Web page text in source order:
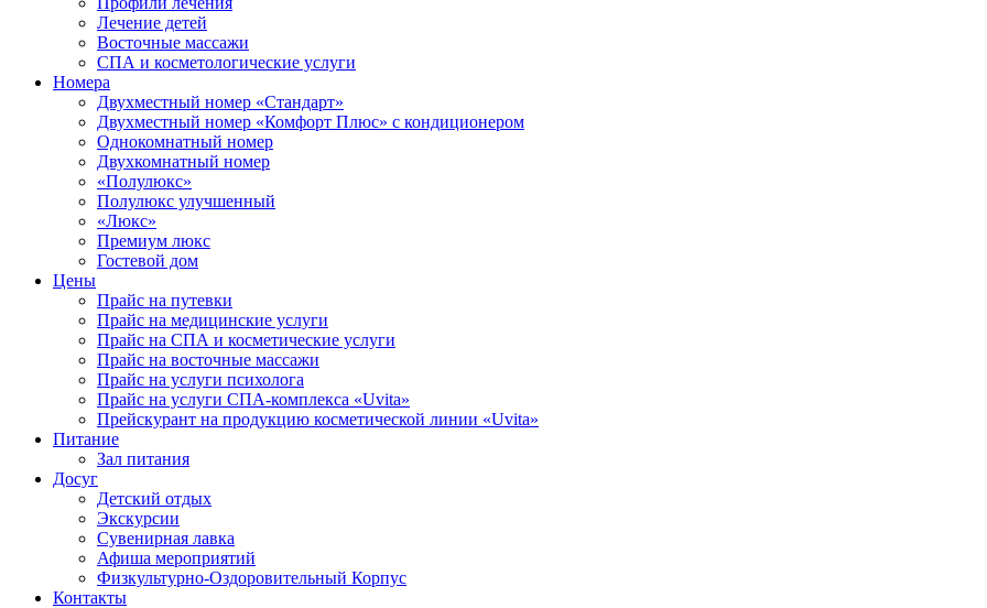
Лечение детей
Восточные массажи
СПА и косметологические услуги
Номера
Двухместный номер «Стандарт»
Двухместный номер «Комфорт Плюс» с кондиционером
Однокомнатный номер
Двухкомнатный номер
«Полулюкс»
Полулюкс улучшенный
«Люкс»
Премиум люкс
Гостевой дом
Цены
Прайс на путевки
Прайс на медицинские услуги
Прайс на СПА и косметические услуги
Прайс на восточные массажи
Прайс на услуги психолога
Прайс на услуги СПА-комплекса «Uvita»
Прейскурант на продукцию косметической линии «Uvita»
Питание
Зал питания
Досуг
Детский отдых
Экскурсии
Сувенирная лавка
Афиша мероприятий
Физкультурно-Оздоровительный Корпус
Контакты